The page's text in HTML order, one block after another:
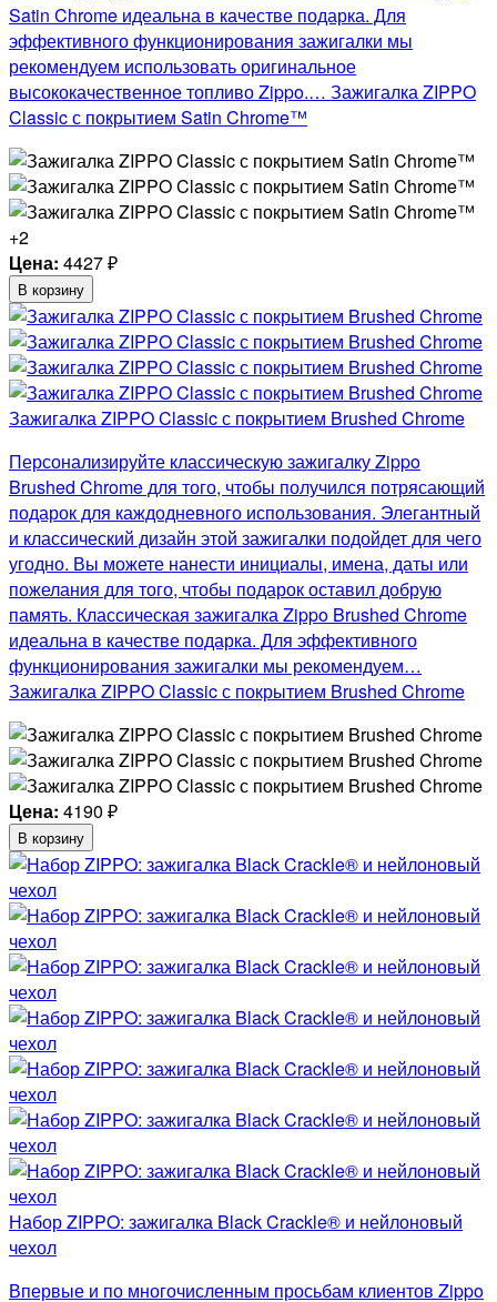
Satin Chrome идеальна в качестве подарка. Для
эффективного функционирования зажигалки мы
рекомендуем использовать оригинальное
высококачественное топливо Zippo.… Зажигалка ZIPPO
Classic с покрытием Satin Chrome™
+2
Цена: 4427₽
В корзину
Зажигалка ZIPPO Classic с покрытием Brushed Chrome
Персонализируйте классическую зажигалку Zippo
Brushed Chrome для того, чтобы получился потрясающий
подарок для каждодневного использования. Элегантный
и классический дизайн этой зажигалки подойдет для чего
угодно. Вы можете нанести инициалы, имена, даты или
пожелания для того, чтобы подарок оставил добрую
память. Классическая зажигалка Zippo Brushed Chrome
идеальна в качестве подарка. Для эффективного
функционирования зажигалки мы рекомендуем…
Зажигалка ZIPPO Classic с покрытием Brushed Chrome
Цена: 4190 ₽
В корзину
Набор ZIPPO: зажигалка Black Crackle® и нейлоновый
чехол
Впервые и по многочисленным просьбам клиентов Zippo